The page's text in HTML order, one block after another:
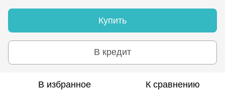
Купить
В кредит
В избранное К сравнению